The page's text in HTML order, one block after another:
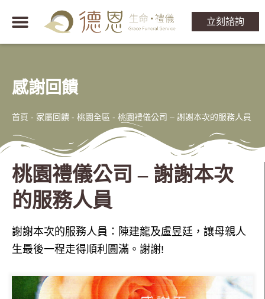
立刻諮詢
感謝回饋
首頁 - 家屬回饋 - 桃園全區 - 桃園禮儀公司 – 謝謝本次的服務人員
桃園禮儀公司 – 謝謝本次
的服務人員
謝謝本次的服務人員：陳建龍及盧昱廷，讓母親人
生最後一程走得順利圓滿。謝謝!